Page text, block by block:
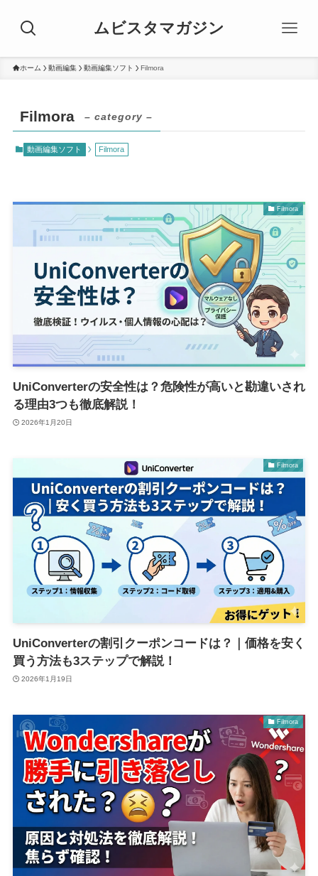
ムビスタマガジン
ホーム 動画編集 動画編集ソフト Filmora
Filmora – category –
動画編集ソフト Filmora
Filmora
UniConverterの安全性は？危険性が高いと勘違いされ
る理由3つも徹底解説！
2026年1月20日
Filmora
UniConverterの割引クーポンコードは？｜価格を安く
買う方法も3ステップで解説！
2026年1月19日
Filmora